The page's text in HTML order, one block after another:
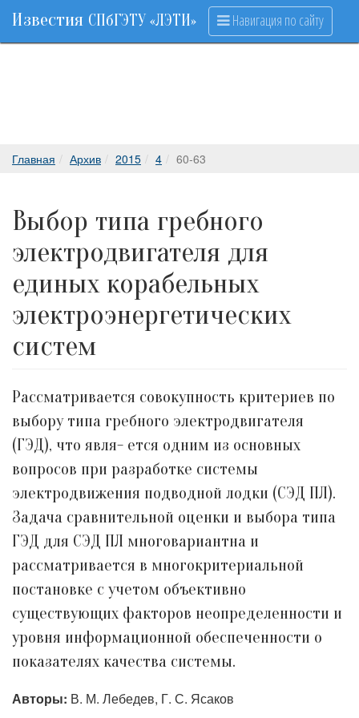
Известия СПбГЭТУ «ЛЭТИ» Навигация по сайту
Главная Архив 2015 4 60-63
Выбор типа гребного
электродвигателя для
единых корабельных
электроэнергетических
систем
Рассматривается совокупность критериев по
выбору типа гребного электродвигателя
(ГЭД), что явля- ется одним из основных
вопросов при разработке системы
электродвижения подводной лодки (СЭД ПЛ).
Задача сравнительной оценки и выбора типа
ГЭД для СЭД ПЛ многовариантна и
рассматривается в многокритериальной
постановке с учетом объективно
существующих факторов неопределенности и
уровня информационной обеспеченности о
показателях качества системы.
Авторы: В. М. Лебедев, Г. С. Ясаков